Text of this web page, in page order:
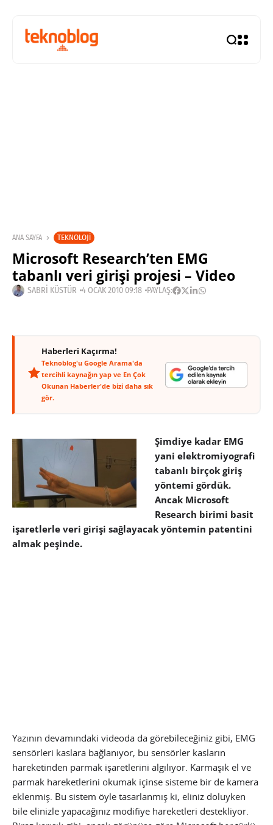
ANA SAYFA TEKNOLOJI
Microsoft Research’ten EMG
tabanlı veri girişi projesi – Video
SABRI KÜSTÜR 4 OCAK 2010 09:18 PAYLAŞ:
Haberleri Kaçırma!
Teknoblog'u Google Arama'da
tercihli kaynağın yap ve En Çok
Okunan Haberler'de bizi daha sık
gör.
Şimdiye kadar EMG
yani elektromiyografi
tabanlı birçok giriş
yöntemi gördük.
Ancak Microsoft
Research birimi basit
işaretlerle veri girişi sağlayacak yöntemin patentini
almak peşinde.
Yazının devamındaki videoda da görebileceğiniz gibi, EMG
sensörleri kaslara bağlanıyor, bu sensörler kasların
hareketinden parmak işaretlerini algılıyor. Karmaşık el ve
parmak hareketlerini okumak içinse sisteme bir de kamera
eklenmiş. Bu sistem öyle tasarlanmış ki, eliniz doluyken
bile elinizle yapacağınız modifiye hareketleri destekliyor.